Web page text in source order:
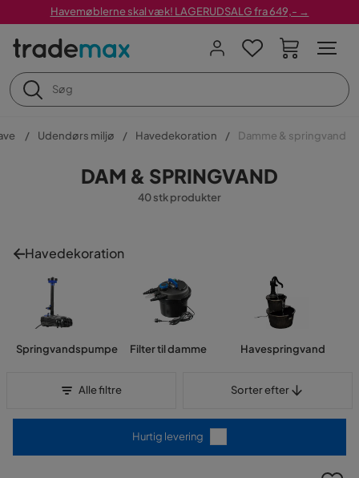
Havemøblerne skal væk! LAGERUDSALG fra 649,- →
Udendørs miljø Havedekoration Damme & springvand
DAM & SPRINGVAND
40 stk produkter
Havedekoration
Springvandspumpe Filter til damme Havespringvand
Alle filtre Sorter efter
Hurtig levering